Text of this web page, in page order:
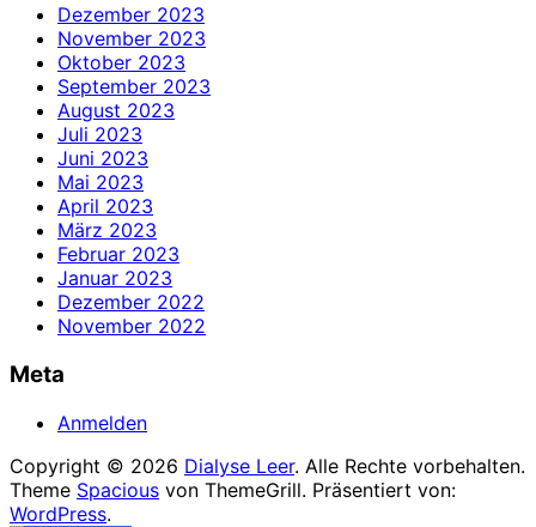
Dezember 2023
November 2023
Oktober 2023
September 2023
August 2023
Juli 2023
Juni 2023
Mai 2023
April 2023
März 2023
Februar 2023
Januar 2023
Dezember 2022
November 2022
Meta
Anmelden
Copyright © 2026 Dialyse Leer. Alle Rechte vorbehalten.
Theme Spacious von ThemeGrill. Präsentiert von:
WordPress.